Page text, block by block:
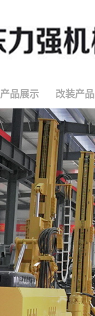
产品展示 改装产品